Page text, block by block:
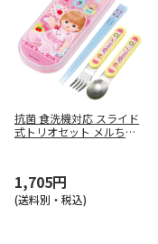
抗菌 食洗機対応 スライド
式トリオセット メルちゃ
1,705円
(送料別・税込)